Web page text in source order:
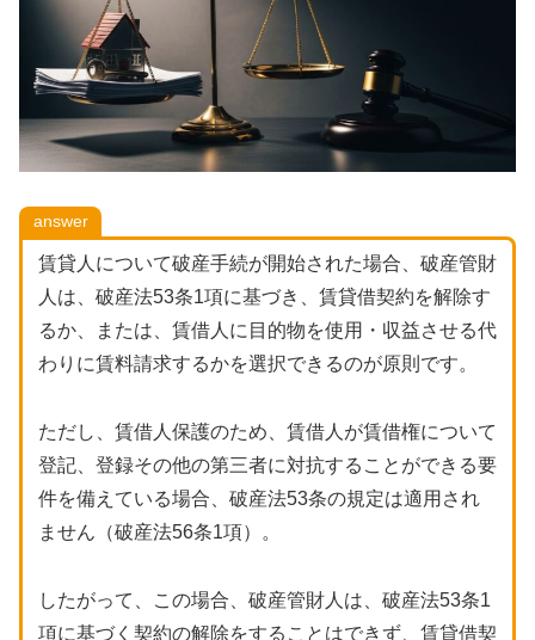
answer
賃貸人について破産手続が開始された場合、破産管財
人は、破産法53条1項に基づき、賃貸借契約を解除す
るか、または、賃借人に目的物を使用・収益させる代
わりに賃料請求するかを選択できるのが原則です。
ただし、賃借人保護のため、賃借人が賃借権について
登記、登録その他の第三者に対抗することができる要
件を備えている場合、破産法53条の規定は適用され
ません（破産法56条1項）。
したがって、この場合、破産管財人は、破産法53条1
項に基づく契約の解除をすることはできず、賃貸借契